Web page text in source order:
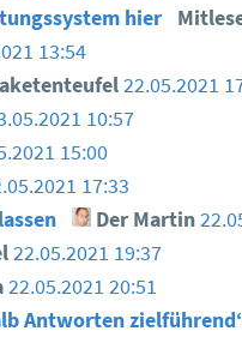
hier
13:54
22.05.2021
10:57
15:00
17:33
Der Martin
22.05.2021 19:37
22.05.2021 20:51
Antworten